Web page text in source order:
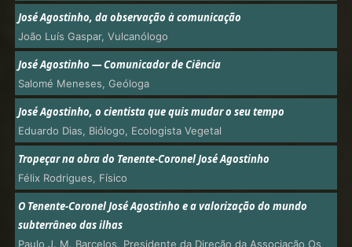
José Agostinho, da observação à comunicação
João Luís Gaspar, Vulcanólogo
José Agostinho — Comunicador de Ciência
Salomé Meneses, Geóloga
José Agostinho, o cientista que quis mudar o seu tempo
Eduardo Dias, Biólogo, Ecologista Vegetal
Tropeçar na obra do Tenente-Coronel José Agostinho
Félix Rodrigues, Físico
O Tenente-Coronel José Agostinho e a valorização do mundo
subterrâneo das ilhas
Paulo J. M. Barcelos, Presidente da Direção da Associação Os